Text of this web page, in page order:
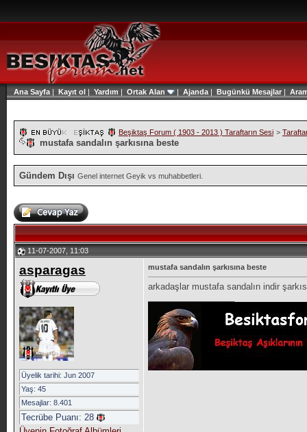
Ana Sayfa | Kayıt ol | Yardım | Ortak Alan | Ajanda | Bugünkü Mesajlar|
Beşiktaş Forum ( 1903 - 2013 ) Taraftarın Sesi >
mustafa sandalın şarkısına beste
Gündem Dışı Genel internet Geyik vs muhabbetleri.
11-07-2007, 11:03
asparagas
Üyelik tarihi: Jun 2007
Yaş: 45
Mesajlar: 8.401
Tecrübe Puanı: 28
mustafa sandalın şarkısına beste
arkadaşlar mustafa sandalın indir